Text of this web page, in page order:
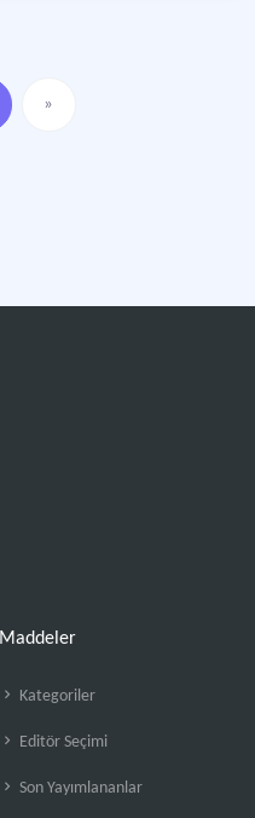
»
Maddeler
Kategoriler
Editör Seçimi
Son Yayımlananlar